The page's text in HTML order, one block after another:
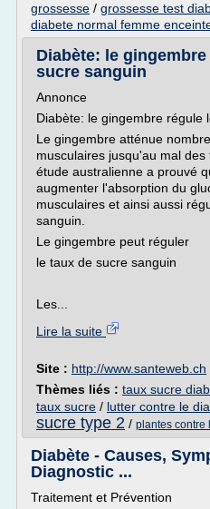
grossesse / grossesse test
diabete normal femme
Diabète: le
sucre sanguin
Annonce
Diabète: le gingembre régule
Le gingembre atténue
musculaires jusqu'au mal
étude australienne a prouvé
augmenter l'absorption du
musculaires et ainsi aussi
sanguin.
Le gingembre peut réguler
le taux de sucre sanguin
Les...
Lire la suite
Site : http://www.santeweb.ch
Thèmes liés : taux sucre
taux sucre / lutter contre le
sucre type 2 / plantes contre
Diabète - Causes,
Diagnostic ...
Traitement et Prévention